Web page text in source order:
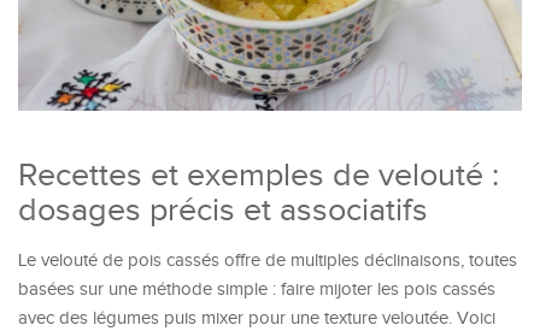
Recettes et exemples de velouté :
dosages précis et associatifs
Le velouté de pois cassés offre de multiples déclinaisons, toutes
basées sur une méthode simple : faire mijoter les pois cassés
avec des légumes puis mixer pour une texture veloutée. Voici